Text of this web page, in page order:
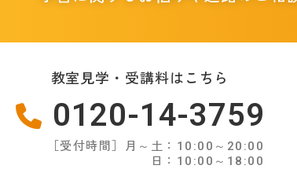
教室見学・受講料はこちら
0120-14-3759
［受付時間］月～土：10:00～20:00
日：10:00～18:00